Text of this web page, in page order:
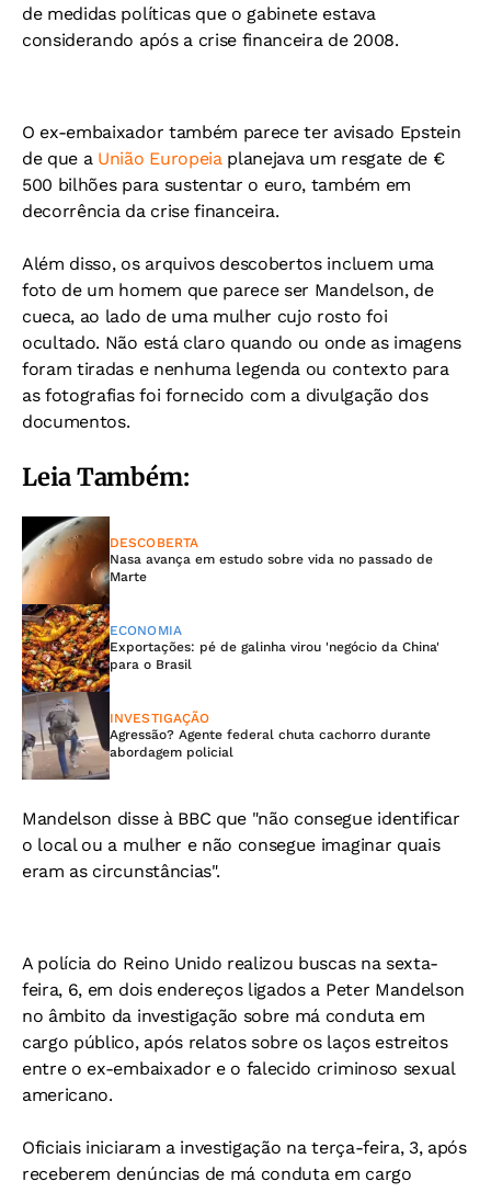
de medidas políticas que o gabinete estava
considerando após a crise financeira de 2008.
O ex-embaixador também parece ter avisado Epstein
de que aUnião Europeia planejava um resgate de €
500 bilhões para sustentar o euro, também em
decorrência da crise financeira.
Além disso, os arquivos descobertos incluem uma
foto de um homem que parece ser Mandelson, de
cueca, ao lado de uma mulher cujo rosto foi
ocultado. Não está claro quando ou onde as imagens
foram tiradas e nenhuma legenda ou contexto para
as fotografias foi fornecido com a divulgação dos
documentos.
Leia Também:
DESCOBERTA
Nasa avança em estudo sobre vida no passado de
Marte
ECONOMIA
Exportações: pé de galinha virou 'negócio da China'
para o Brasil
INVESTIGAÇÃO
Agressão? Agente federal chuta cachorro durante
abordagem policial
Mandelson disse à BBC que "não consegue identificar
o local ou a mulher e não consegue imaginar quais
eram as circunstâncias".
A polícia do Reino Unido realizou buscas na sexta-
feira, 6, em dois endereços ligados a Peter Mandelson
no âmbito da investigação sobre má conduta em
cargo público, após relatos sobre os laços estreitos
entre o ex-embaixador e o falecido criminoso sexual
americano.
Oficiais iniciaram a investigação na terça-feira, 3, após
receberem denúncias de má conduta em cargo